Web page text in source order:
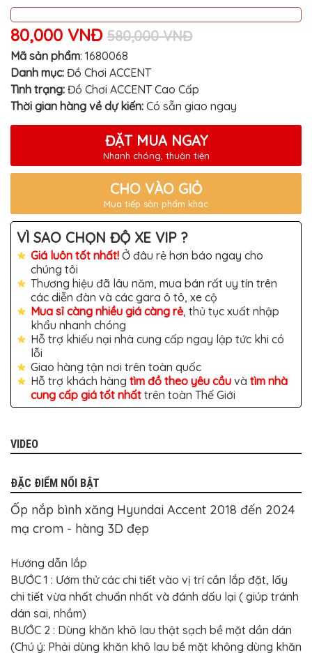
FORD
MITSUBISHI
BMW
VOLVO
SUZUKI
MINI
COOPER
PEUGEOT
VINFAST
ĐỒ
CHƠI
TÔ
ĐỒ
CHƠI
XE
HƠI
MỚI
ĐỒ
CHƠI
HƠI
CAO
CẤP
CHƠI
DÁN
DECAL
Ô
TÔ
ISUZU
80,000 VNĐ 580,000 VNĐ
Mã sản phẩm: 1680068
Danh mục: Đồ Chơi ACCENT
Tình trạng: Đồ Chơi ACCENT Cao Cấp
Thời gian hàng về dự kiến: Có sẵn giao ngay
ĐẶT MUA NGAY
Nhanh chóng, thuận tiện
CHO VÀO GIỎ
Mua tiếp sản phẩm khác
VÌ SAO CHỌN ĐỘ XE VIP ?
Giá luôn tốt nhất! Ở đâu rẻ hơn báo ngay cho
chúng tôi
Thương hiệu đã lâu năm, mua bán rất uy tín trên
các diễn đàn và các gara ô tô, xe cộ
Mua sỉ càng nhiều giá càng rẻ, thủ tục xuất nhập
khẩu nhanh chóng
Hỗ trợ khiếu nại nhà cung cấp ngay lập tức khi có
lỗi
Giao hàng tận nơi trên toàn quốc
Hỗ trợ khách hàng tìm đồ theo yêu cầu và tìm nhà
cung cấp giá tốt nhất trên toàn Thế Giới
VIDEO
ĐẶC ĐIỂM NỔI BẬT
Ốp nắp bình xăng Hyundai Accent 2018 đến 2024
mạ crom - hàng 3D đẹp
Hướng dẫn lắp
BƯỚC 1 : Ướm thử các chi tiết vào vị trí cần lắp đặt, lấy
chi tiết vừa nhất chuẩn nhất và đánh dấu lại ( giúp tránh
dán sai, nhầm)
BƯỚC 2 : Dùng khăn khô lau thật sạch bề mặt dần dán
(Chú ý: Phải dùng khăn khô lau bề mặt không dùng khăn